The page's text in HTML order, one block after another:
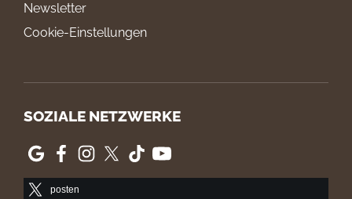
Newsletter
Cookie-Einstellungen
SOZIALE NETZWERKE
posten